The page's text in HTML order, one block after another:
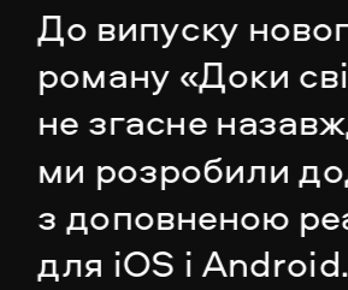
До випуску
роману «Доки
не згасне
ми розробили
з доповненою
для iOS і Android.